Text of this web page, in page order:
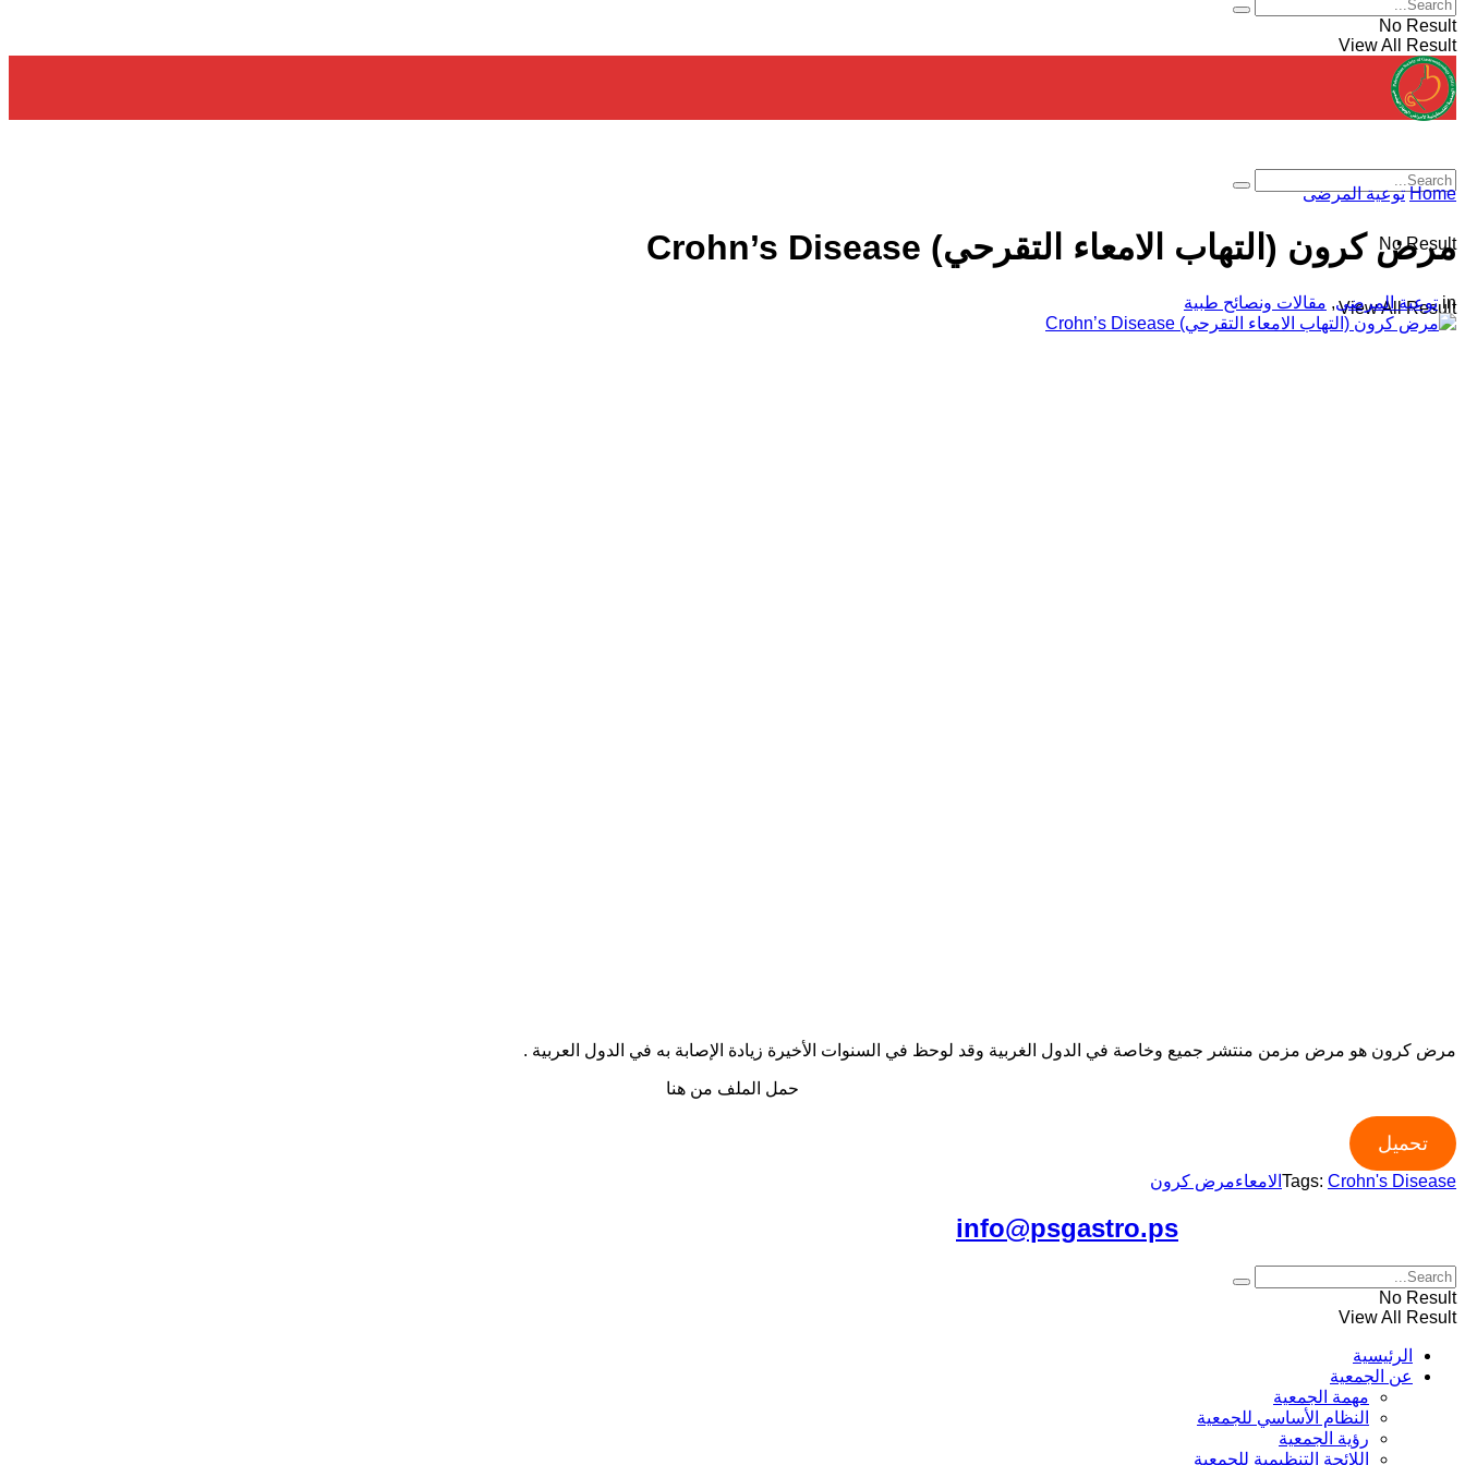
No Result
View All Result
No Result
View All Result
Home توعية المرضى
مرض كرون (التهاب الامعاء التقرحي) Crohn’s Disease
in توعية المرضى, مقالات ونصائح طبية
مرض كرون هو مرض مزمن منتشر جميع وخاصة في الدول الغربية وقد لوحظ في السنوات الأخيرة زيادة الإصابة به في الدول العربية .
حمل الملف من هنا
تحميل
Tags: Crohn's Disease الامعاءمرض كرون
info@psgastro.ps
No Result
View All Result
الرئيسية
عن الجمعية
مهمة الجمعية
النظام الأساسي للجمعية
رؤية الجمعية
اللائحة التنظيمية للجمعية